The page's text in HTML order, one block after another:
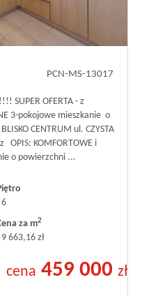
PCN-MS-13017
SUPER OFERTA - z
3-pokojowe mieszkanie o
CENTRUM ul. CZYSTA
OPIS: KOMFORTOWE i
o powierzchni ...
6
za m2
9 663,16 zł
cena 459 000 zł